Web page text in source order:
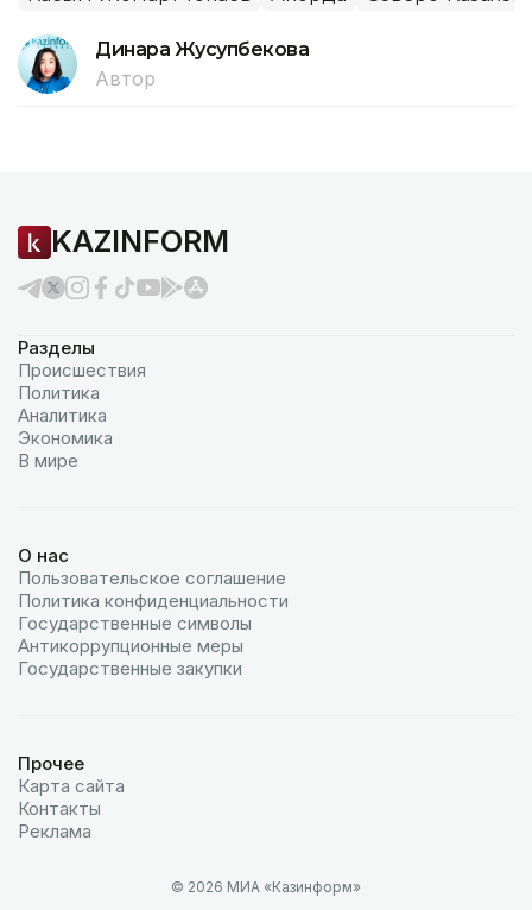
Динара Жусупбекова
Автор
KAZINFORM
Разделы
Происшествия
Политика
Аналитика
Экономика
В мире
О нас
Пользовательское соглашение
Политика конфиденциальности
Государственные символы
Антикоррупционные меры
Государственные закупки
Прочее
Карта сайта
Контакты
Реклама
© 2026 МИА «Казинформ»